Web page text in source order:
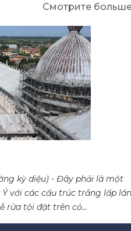
Смотрите
kỳ diệu) - Đây phải là một
với các cấu trúc trắng lấp
rửa tội đặt trên cỏ...